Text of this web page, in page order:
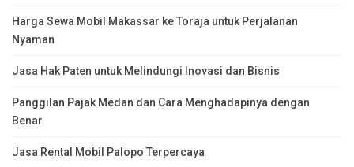
Harga Sewa Mobil Makassar ke Toraja untuk Perjalanan
Nyaman
Jasa Hak Paten untuk Melindungi Inovasi dan Bisnis
Panggilan Pajak Medan dan Cara Menghadapinya dengan
Benar
Jasa Rental Mobil Palopo Terpercaya